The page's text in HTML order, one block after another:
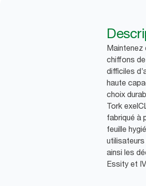
Maintenez
chiffons
difficiles
haute
choix
Tork
fabriqué à
feuille
ainsi les
Essity et